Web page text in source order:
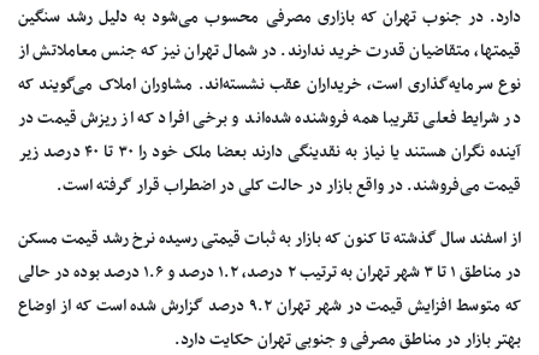
دارد. در جنوب تهران که بازاری مصرفی محسوب می‌شود به دلیل رشد سنگین
قیمتها، متقاضیان قدرت خرید ندارند. در شمال تهران نیز که جنس معاملاتش از
نوع سرمایه‌گذاری است، خریداران عقب نشسته‌اند. مشاوران املاک می‌گویند که
در شرایط فعلی تقریبا همه فروشنده شده‌اند و برخی افراد که از ریزش قیمت در
آینده نگران هستند یا نیاز به نقدینگی دارند بعضا ملک خود را ۳۰ تا ۴۰ درصد زیر
قیمت می‌فروشند. در واقع بازار در حالت کلی در اضطراب قرار گرفته است.
از اسفند سال گذشته تا کنون که بازار به ثبات قیمتی رسیده نرخ رشد قیمت مسکن
در مناطق ۱ تا ۳ شهر تهران به ترتیب ۲ درصد، ۱.۲ درصد و ۱.۶ درصد بوده در حالی
که متوسط افزایش قیمت در شهر تهران ۹.۲ درصد گزارش شده است که از اوضاع
بهتر بازار در مناطق مصرفی و جنوبی تهران حکایت دارد.